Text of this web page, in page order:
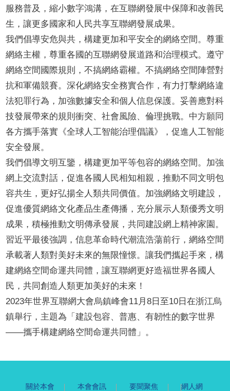
服務普及，縮小數字鴻溝，在互聯網發展中保障和改善民
生，讓更多國家和人民共享互聯網發展成果。
我們倡導安危與共，構建更加和平安全的網絡空間。尊重
網絡主權，尊重各國的互聯網發展道路和治理模式。遵守
網絡空間國際規則，不搞網絡霸權。不搞網絡空間陣營對
抗和軍備競賽。深化網絡安全務實合作，有力打擊網絡違
法犯罪行為，加強數據安全和個人信息保護。妥善應對科
技發展帶來的規則衝突、社會風險、倫理挑戰。中方願同
各方攜手落實《全球人工智能治理倡議》，促進人工智能
安全發展。
我們倡導文明互鑒，構建更加平等包容的網絡空間。加強
網上交流對話，促進各國人民相知相親，推動不同文明包
容共生，更好弘揚全人類共同價值。加強網絡文明建設，
促進優質網絡文化產品生產傳播，充分展示人類優秀文明
成果，積極推動文明傳承發展，共同建設網上精神家園。
習近平最後強調，信息革命時代潮流浩蕩前行，網絡空間
承載著人類對美好未來的無限憧憬。讓我們攜起手來，構
建網絡空間命運共同體，讓互聯網更好造福世界各國人
民，共同創造人類更加美好的未來！
2023年世界互聯網大會烏鎮峰會11月8日至10日在浙江烏
鎮舉行，主題為「建設包容、普惠、有韌性的數字世界
——攜手構建網絡空間命運共同體」。
關於本會 本會會訊 要聞聚焦
網人網